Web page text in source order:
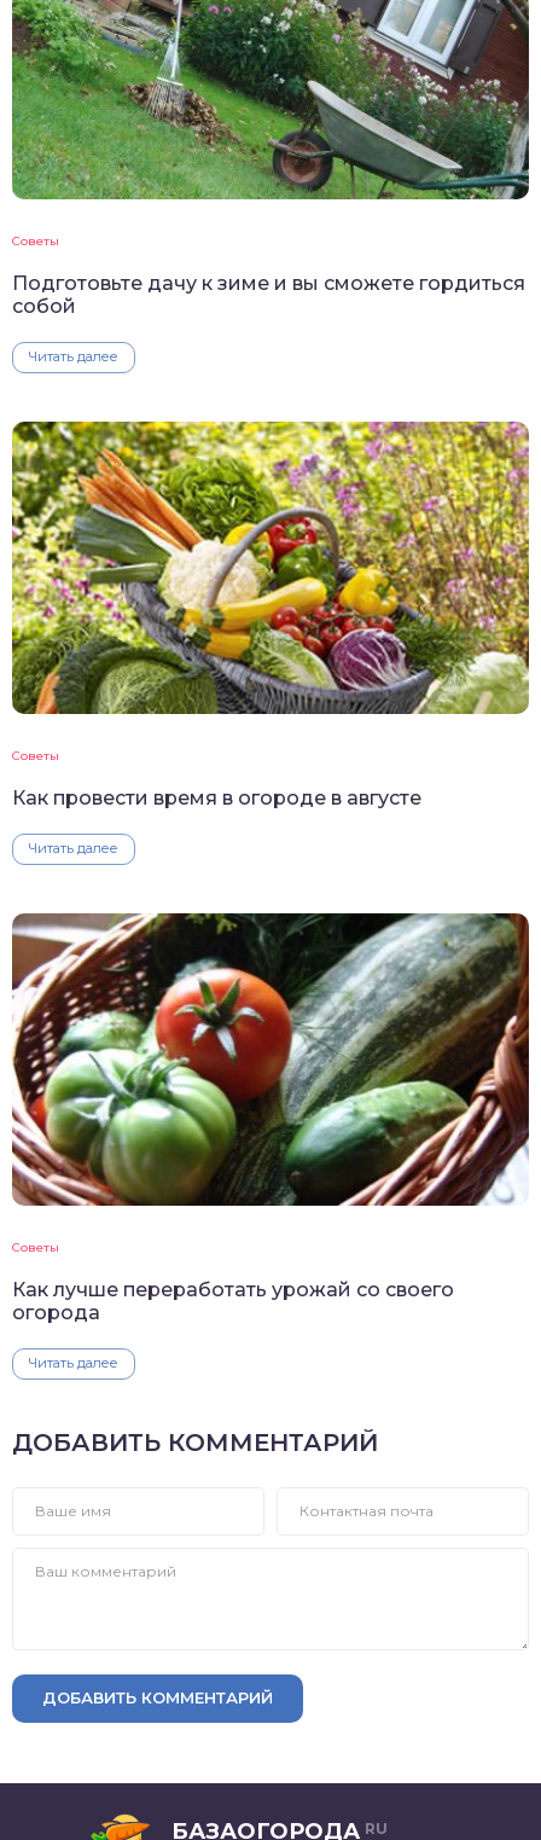
Советы
Подготовьте дачу к зиме и вы сможете гордиться
собой
Читать далее
Советы
Как провести время в огороде в августе
Читать далее
Советы
Как лучше переработать урожай со своего
огорода
Читать далее
ДОБАВИТЬ КОММЕНТАРИЙ
ДОБАВИТЬ КОММЕНТАРИЙ
БАЗАОГОРОДА RU